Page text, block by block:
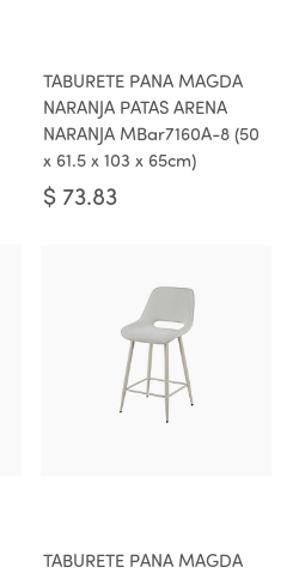
TABURETE PANA MAGDA
NARANJA PATAS ARENA
NARANJA MBar7160A-8 (50
x 61.5 x 103 x 65cm)
$ 73.83
TABURETE PANA MAGDA